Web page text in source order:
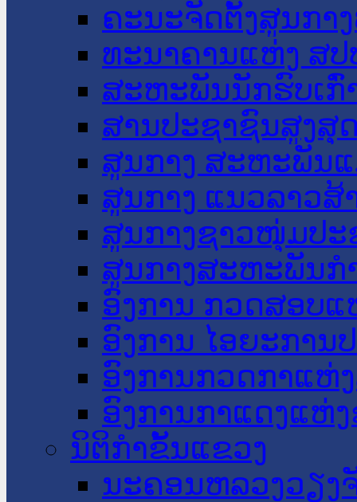
ຄະນະຈັດຕັ້ງສູນກາ
ທະນາຄານແຫ່ງ ສປ
ສະຫະພັນນັກຮົບເກົ່
ສານປະຊາຊົນສູງສຸ
ສູນກາງ ສະຫະພັນ
ສູນກາງ ແນວລາວສ້
ສູນກາງຊາວໜຸ່ມປະ
ສູນກາງສະຫະພັນກ
ອົງການ ກວດສອບແ
ອົງການ ໄອຍະການ
ອົງການກວດກາແຫ່
ອົງການກາແດງແຫ່
ນິຕິກໍາຂັ້ນແຂວງ
ນະ​ຄອນ​ຫລວງວຽງ